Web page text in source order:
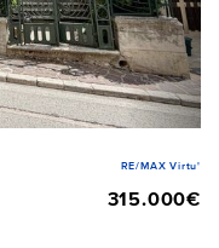
RE/MAX Virtu'
315.000€